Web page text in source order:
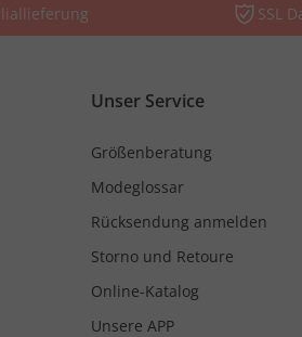
SSL
Unser Service
Größenberatung
Modeglossar
Rücksendung anmelden
Storno und Retoure
Online-Katalog
Unsere APP